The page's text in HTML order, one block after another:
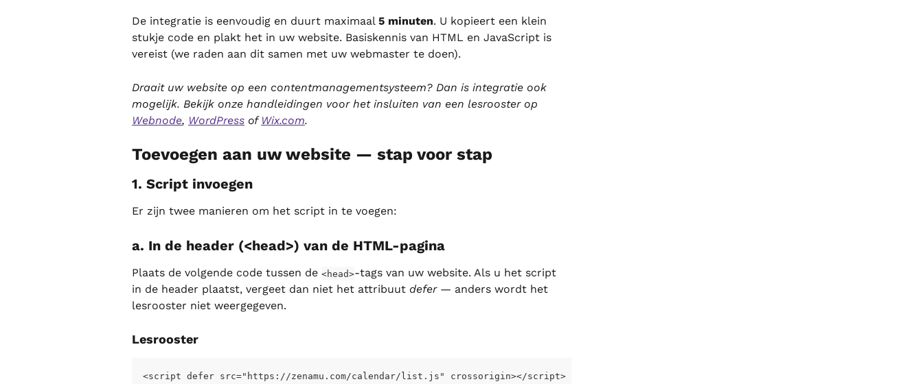
De integratie is eenvoudig en duurt maximaal 5 minuten. U kopieert een klein
stukje code en plakt het in uw website. Basiskennis van HTML en JavaScript is
vereist (we raden aan dit samen met uw webmaster te doen).
Draait uw website op een contentmanagementsysteem? Dan is integratie ook
mogelijk. Bekijk onze handleidingen voor het insluiten van een lesrooster op
Webnode, WordPress of Wix.com.
Toevoegen aan uw website — stap voor stap
1. Script invoegen
Er zijn twee manieren om het script in te voegen:
a. In de header (<head>) van de HTML-pagina
Plaats de volgende code tussen de <head>-tags van uw website. Als u het script
in de header plaatst, vergeet dan niet het attribuut defer — anders wordt het
lesrooster niet weergegeven.
Lesrooster
<script defer src="https://zenamu.com/calendar/list.js" crossorigin></script>